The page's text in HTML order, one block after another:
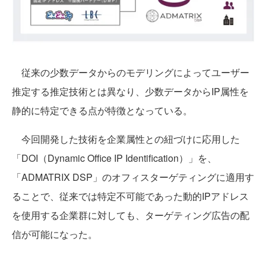
従来の少数データからのモデリングによってユーザー
推定する推定技術とは異なり、少数データからIP属性を
静的に特定できる点が特徴となっている。
今回開発した技術を企業属性との紐づけに応用した
「DOI（Dynamic Office IP Identification）」を、
「ADMATRIX DSP」のオフィスターゲティングに適用す
ることで、従来では特定不可能であった動的IPアドレス
を使用する企業群に対しても、ターゲティング広告の配
信が可能になった。